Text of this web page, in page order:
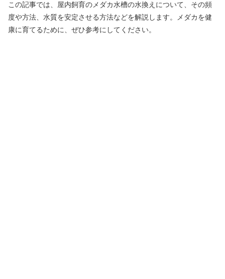
この記事では、屋内飼育のメダカ水槽の水換えについて、その頻
度や方法、水質を安定させる方法などを解説します。メダカを健
康に育てるために、ぜひ参考にしてください。